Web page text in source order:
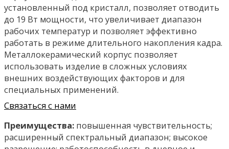
установленный под кристалл, позволяет отводить
до 19 Вт мощности, что увеличивает диапазон
рабочих температур и позволяет эффективно
работать в режиме длительного накопления кадра.
Металлокерамический корпус позволяет
использовать изделие в сложных условиях
внешних воздействующих факторов и для
специальных применений.
Связаться с нами
Преимущества: повышенная чувствительность;
расширенный спектральный диапазон; высокое